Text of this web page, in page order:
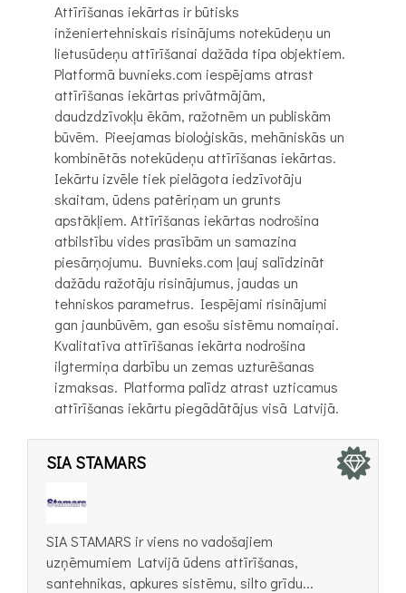
Attīrīšanas iekārtas ir būtisks
inženiertehniskais risinājums notekūdeņu un
lietusūdeņu attīrīšanai dažāda tipa objektiem.
Platformā buvnieks.com iespējams atrast
attīrīšanas iekārtas privātmājām,
daudzdzīvokļu ēkām, ražotnēm un publiskām
būvēm. Pieejamas bioloģiskās, mehāniskās un
kombinētās notekūdeņu attīrīšanas iekārtas.
Iekārtu izvēle tiek pielāgota iedzīvotāju
skaitam, ūdens patēriņam un grunts
apstākļiem. Attīrīšanas iekārtas nodrošina
atbilstību vides prasībām un samazina
piesārņojumu. Buvnieks.com ļauj salīdzināt
dažādu ražotāju risinājumus, jaudas un
tehniskos parametrus. Iespējami risinājumi
gan jaunbūvēm, gan esošu sistēmu nomaiņai.
Kvalitatīva attīrīšanas iekārta nodrošina
ilgtermiņa darbību un zemas uzturēšanas
izmaksas. Platforma palīdz atrast uzticamus
attīrīšanas iekārtu piegādātājus visā Latvijā.
SIA STAMARS
SIA STAMARS ir viens no vadošajiem
uzņēmumiem Latvijā ūdens attīrīšanas,
santehnikas, apkures sistēmu, silto grīdu...